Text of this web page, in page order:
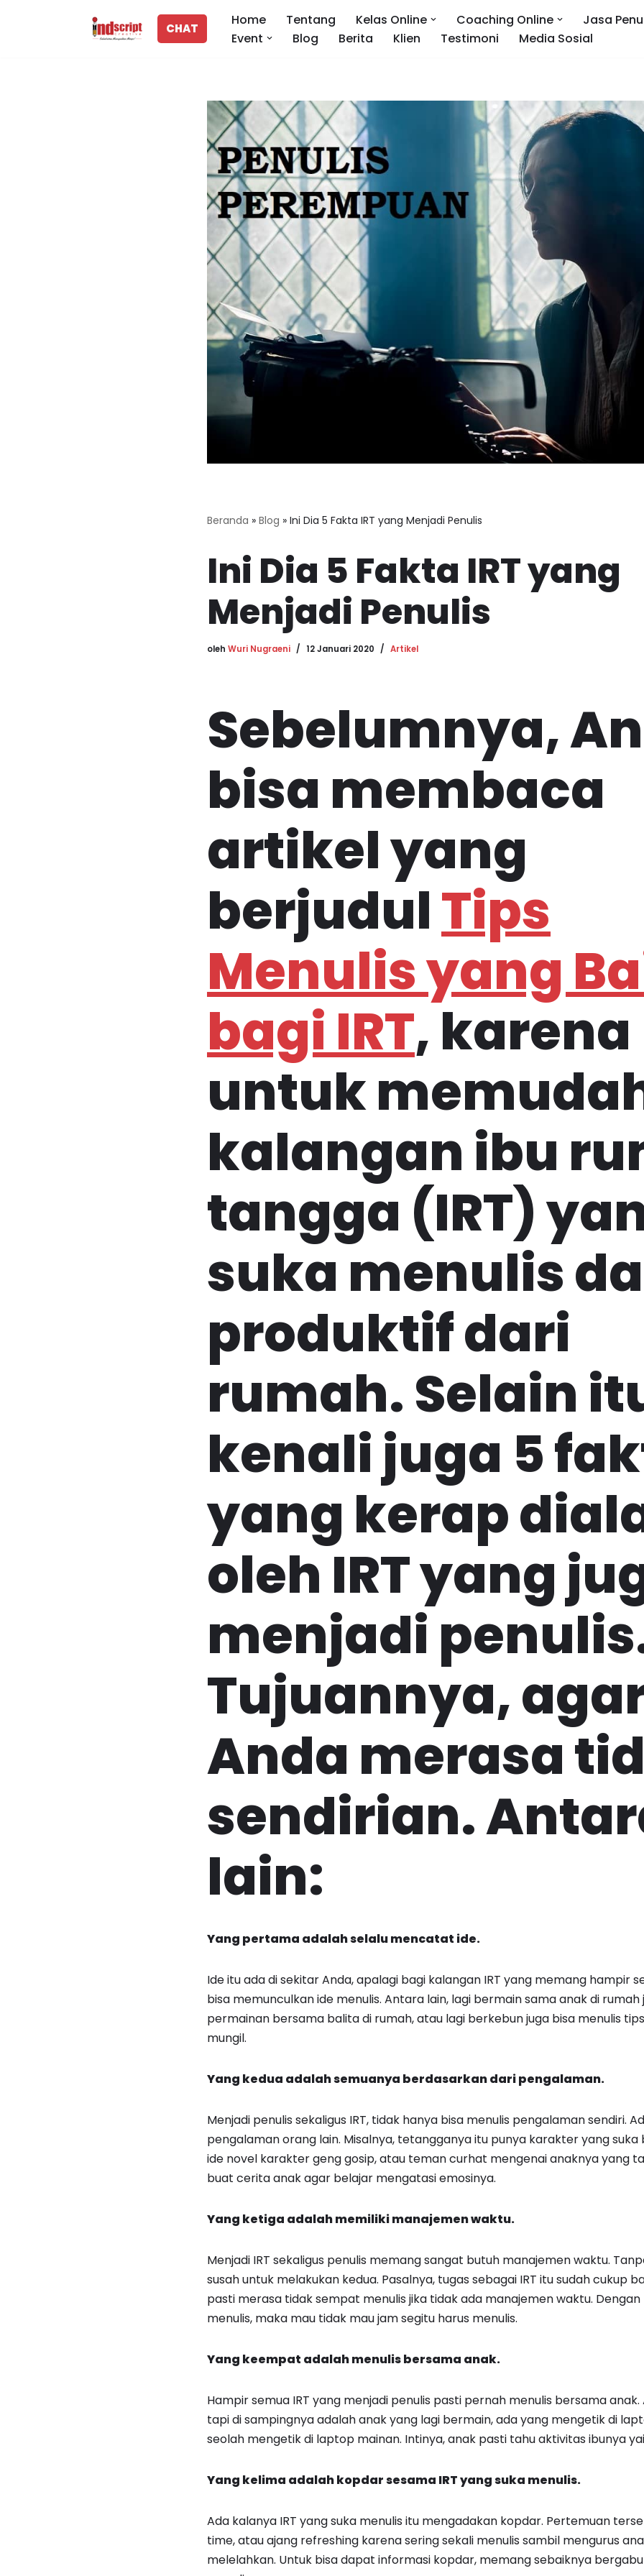
CHAT
Home Tentang Kelas Online Coaching Online
Jasa
Event
Blog Berita Klien Testimoni Media Sosial
Beranda » Blog » Ini Dia 5 Fakta IRT yang Menjadi Penulis
Ini Dia 5 Fakta IRT yang
Menjadi Penulis
oleh Wuri Nugraeni 12 Januari 2020 Artikel
Sebelumnya,
bisa membaca
artikel yang
berjudulTips
Menulis yang
bagi IRT, karena
untuk
kalangan ibu
tangga (IRT)
suka menulis
produktif dari
rumah. Selain
kenali juga 5
yang kerap
oleh IRT yang
menjadi
Tujuannya,
Anda merasa
sendirian.
lain:
Yang pertama adalah selalu mencatat ide.
Ide itu ada di sekitar Anda, apalagi bagi kalangan IRT yang memang hampir
bisa memunculkan ide menulis. Antara lain, lagi bermain sama anak di rumah
permainan bersama balita di rumah, atau lagi berkebun juga bisa menulis
mungil.
Yang kedua adalah semuanya berdasarkan dari pengalaman.
Menjadi penulis sekaligus IRT, tidak hanya bisa menulis pengalaman sendiri.
pengalaman orang lain. Misalnya, tetangganya itu punya karakter yang suka
ide novel karakter geng gosip, atau teman curhat mengenai anaknya yang
buat cerita anak agar belajar mengatasi emosinya.
Yang ketiga adalah memiliki manajemen waktu.
Menjadi IRT sekaligus penulis memang sangat butuh manajemen waktu.
susah untuk melakukan kedua. Pasalnya, tugas sebagai IRT itu sudah cukup
pasti merasa tidak sempat menulis jika tidak ada manajemen waktu.
menulis, maka mau tidak mau jam segitu harus menulis.
Yang keempat adalah menulis bersama anak.
Hampir semua IRT yang menjadi penulis pasti pernah menulis bersama anak.
tapi di sampingnya adalah anak yang lagi bermain, ada yang mengetik di
seolah mengetik di laptop mainan. Intinya, anak pasti tahu aktivitas ibunya
Yang kelima adalah kopdar sesama IRT yang suka menulis.
Ada kalanya IRT yang suka menulis itu mengadakan kopdar. Pertemuan
time, atau ajang refreshing karena sering sekali menulis sambil mengurus
melelahkan. Untuk bisa dapat informasi kopdar, memang sebaiknya